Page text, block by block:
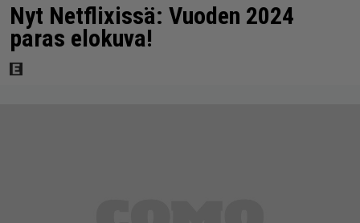
Nyt Netflixissä: Vuoden 2024
paras elokuva!